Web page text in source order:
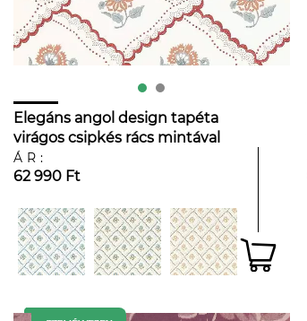
Elegáns angol design tapéta
virágos csipkés rács mintával
bordó színben
ÁR:
62 990 Ft